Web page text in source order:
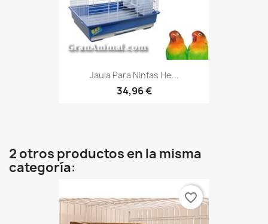
Jaula Para Ninfas He...
34,96 €
2 otros productos en la misma
categoría:
favorite_border